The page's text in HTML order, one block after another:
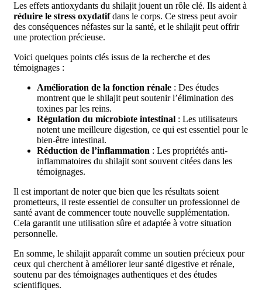
Les effets antioxydants du shilajit jouent un rôle clé. Ils aident à
réduire le stress oxydatifdans le corps. Ce stress peut avoir
des conséquences néfastes sur la santé, et le shilajit peut offrir
une protection précieuse.
Voici quelques points clés issus de la recherche et des
témoignages :
Amélioration de la fonction rénale : Des études
montrent que le shilajit peut soutenir l’élimination des
toxines par les reins.
Régulation du microbiote intestinal : Les utilisateurs
notent une meilleure digestion, ce qui est essentiel pour le
bien-être intestinal.
Réduction de l’inflammation : Les propriétés anti-
inflammatoires du shilajit sont souvent citées dans les
témoignages.
Il est important de noter que bien que les résultats soient
prometteurs, il reste essentiel de consulter un professionnel de
santé avant de commencer toute nouvelle supplémentation.
Cela garantit une utilisation sûre et adaptée à votre situation
personnelle.
En somme, le shilajit apparaît comme un soutien précieux pour
ceux qui cherchent à améliorer leur santé digestive et rénale,
soutenu par des témoignages authentiques et des études
scientifiques.